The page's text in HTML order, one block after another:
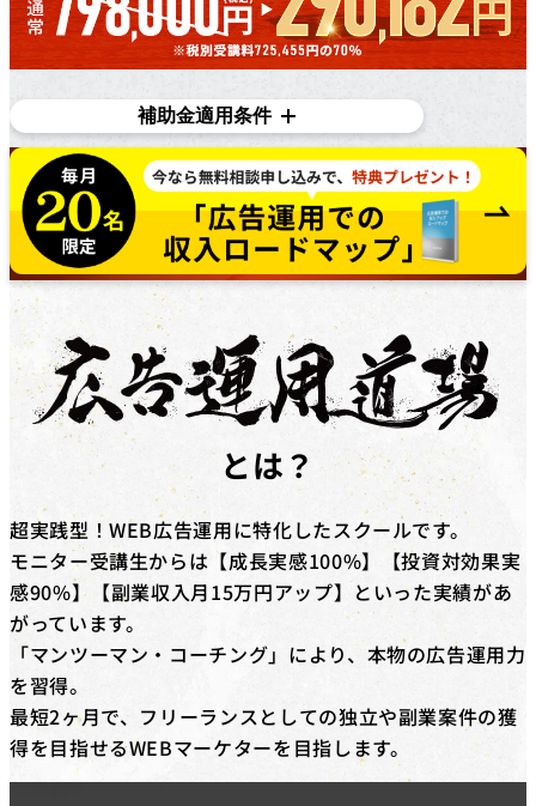
補助金適用条件
対象条件
在職者であり、​雇用主の​変更を​伴う​転職を​目指している
方で​あれば、​正社員、​契約・派遣社員、​パートや​アルバ
イトの​方など、​幅広く​ご利用いただけます。詳しくは無
料個別相談にてご相談ください。
対象コース
キャッシュバックを​受けられる​コースは​「動画編集道場
Pro」​「広告運用道場」​「TechElite」​「LINE道場」
「動画デザイン道場」「YouTubeディレクター道場」
「LPO道場」「SNSデザイン道場」​です。
補助金の詳細
対象コースを​受講修了した​際に、​受講料(税抜)の​50%相
当額を​給付いたします。​さらに、​ 弊社紹介経由の転職
後、1年間継続就業で追加の受講料(税抜)20%相当額を
給付いたします。
※リスキリング補助金の予算に達し次第終了となりま
す。
とは？
超実践型！WEB広告運用に特化したスクールです。
モニター受講生からは【成長実感100%】【投資対効果実
感90%】【副業収入月15万円アップ】といった実績があ
がっています。
「マンツーマン・コーチング」により、本物の広告運用力
を習得。
最短2ヶ月で、フリーランスとしての独立や副業案件の獲
得を目指せるWEBマーケターを目指します。